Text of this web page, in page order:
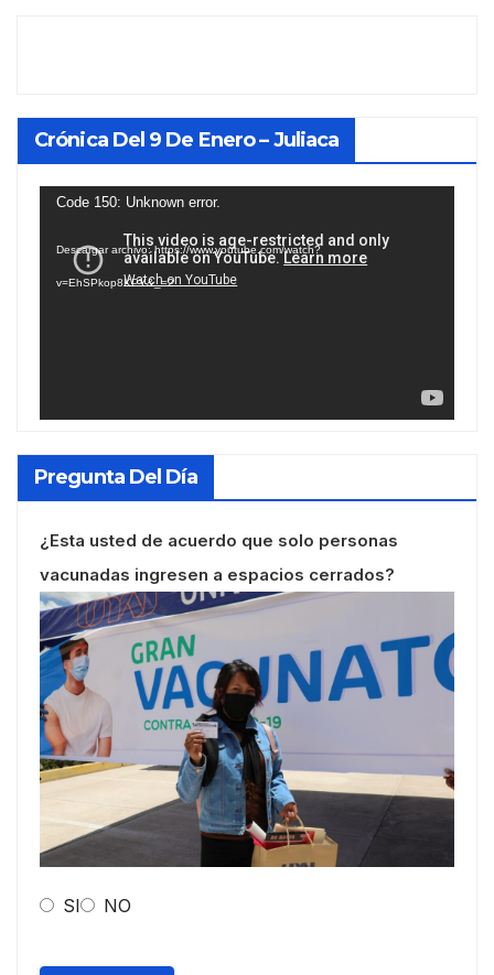
Crónica Del 9 De Enero – Juliaca
Reproductor
vídeo
Code 150: Unknown error.
Descargar archivo: https://www.youtube.com/watch?
v=EhSPkop8KPY&_=2
Pregunta Del Día
¿Esta usted de acuerdo que solo personas
vacunadas ingresen a espacios cerrados?
SI NO